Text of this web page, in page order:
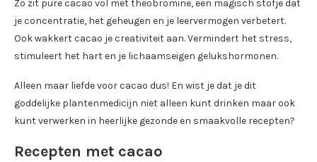
Zo zit pure cacao vol met theobromine, een magisch stofje dat
je concentratie, het geheugen en je leervermogen verbetert.
Ook wakkert cacao je creativiteit aan. Vermindert het stress,
stimuleert het hart en je lichaamseigen gelukshormonen.
Alleen maar liefde voor cacao dus! En wist je dat je dit
goddelijke plantenmedicijn niet alleen kunt drinken maar ook
kunt verwerken in heerlijke gezonde en smaakvolle recepten?
Recepten met cacao